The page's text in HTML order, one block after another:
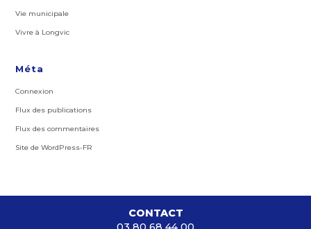
Vie municipale
Vivre à Longvic
Méta
Connexion
Flux des publications
Flux des commentaires
Site de WordPress-FR
CONTACT